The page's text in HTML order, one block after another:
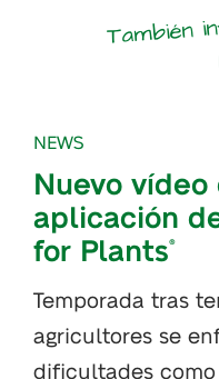
También
NEWS
Nuevo vídeo
aplicación
for Plants®
Temporada tras
agricultores se
dificultades